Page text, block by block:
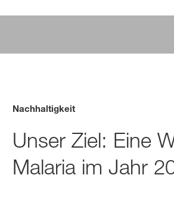
Nachhaltigkeit
Unser Ziel: Eine
Malaria im Jahr